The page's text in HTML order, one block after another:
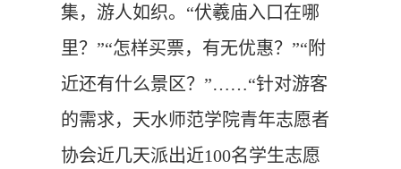
集，游人如织。“伏羲庙入口在哪
里？”“怎样买票，有无优惠？”“附
近还有什么景区？”……“针对游客
的需求，天水师范学院青年志愿者
协会近几天派出近100名学生志愿